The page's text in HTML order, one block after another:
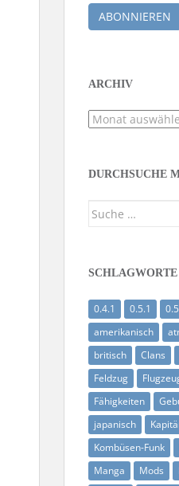
Adresse
ABONNIEREN
ARCHIV
Archiv
DURCHSUCHE
Suche
SCHLAGWORTE
0.4.1 0.5.1
amerikanisch
britisch
Clans
Feldzug
Fähigkeiten
japanisch
Kombüsen-Funk
Manga
Mods